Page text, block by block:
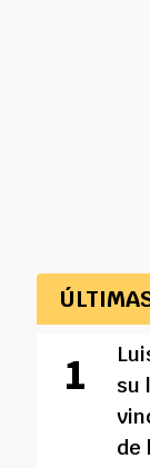
su
de